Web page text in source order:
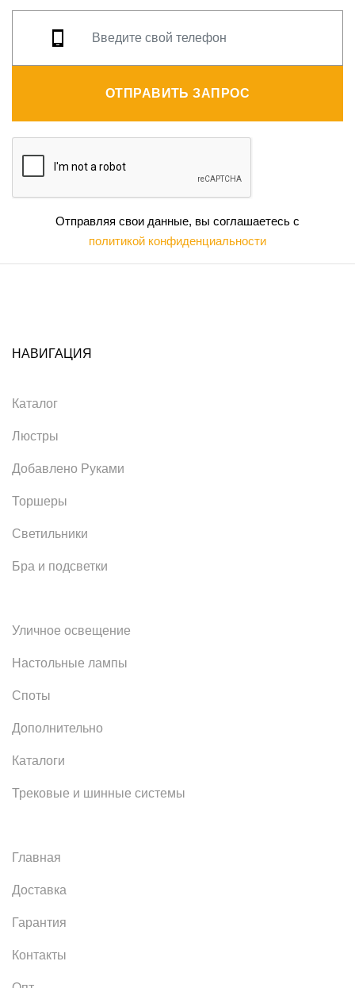
ОТПРАВИТЬ ЗАПРОС
Отправляя свои данные, вы соглашаетесь с
политикой конфиденциальности
НАВИГАЦИЯ
Каталог
Люстры
Добавлено Руками
Торшеры
Светильники
Бра и подсветки
Уличное освещение
Настольные лампы
Споты
Дополнительно
Каталоги
Трековые и шинные системы
Главная
Доставка
Гарантия
Контакты